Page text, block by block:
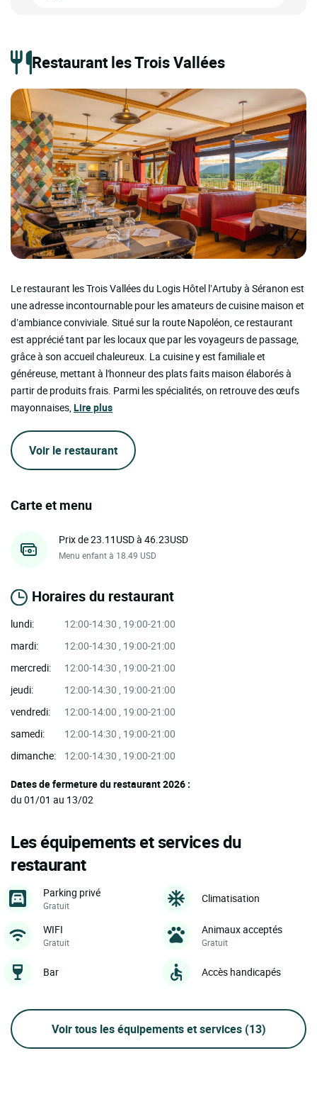
Restaurant les Trois Vallées
Le restaurant les Trois Vallées du Logis Hôtel l’Artuby à Séranon est
une adresse incontournable pour les amateurs de cuisine maison et
d’ambiance conviviale. Situé sur la route Napoléon, ce restaurant
est apprécié tant par les locaux que par les voyageurs de passage,
grâce à son accueil chaleureux. La cuisine y est familiale et
généreuse, mettant à l'honneur des plats faits maison élaborés à
partir de produits frais. Parmi les spécialités, on retrouve des œufs
mayonnaises, Lire plus
Voir le restaurant
Carte et menu
Prix de 23.11USD à 46.23USD
Menu enfant à 18.49 USD
Horaires du restaurant
lundi:
12:00-14:30 , 19:00-21:00
mardi:
12:00-14:30 , 19:00-21:00
mercredi:
12:00-14:30 , 19:00-21:00
jeudi:
12:00-14:30 , 19:00-21:00
vendredi:
12:00-14:00 , 19:00-21:00
samedi:
12:00-14:30 , 19:00-21:00
dimanche:
12:00-14:30 , 19:00-21:00
Dates de fermeture du restaurant 2026 :
du 01/01 au 13/02
Les équipements et services du
restaurant
Parking privé
Gratuit
Climatisation
WIFI
Gratuit
Animaux acceptés
Gratuit
Bar Accès handicapés
Voir tous les équipements et services (13)